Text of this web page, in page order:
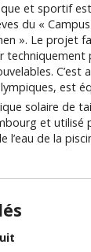
et sportif
du « Campus
». Le projet
C’est
est
solaire de
et utilisé
l’eau de la